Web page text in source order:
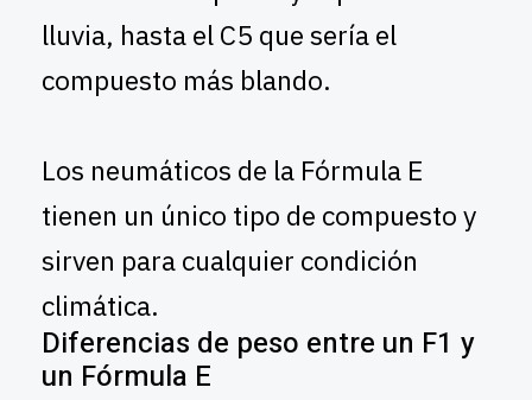
lluvia, hasta el C5 que sería el
compuesto más blando.
Los neumáticos de la Fórmula E
tienen un único tipo de compuesto y
sirven para cualquier condición
climática.
Diferencias de peso entre un F1 y
un Fórmula E